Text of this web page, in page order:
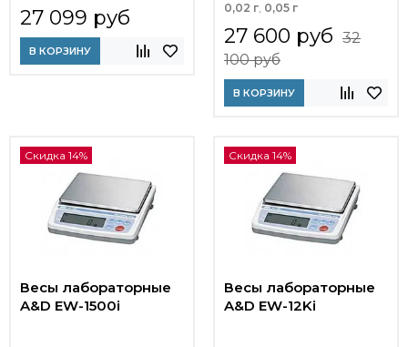
27 099 руб
В КОРЗИНУ
0,02 г, 0,05 г
27 600 руб 32
100 руб
В КОРЗИНУ
Скидка 14%
Весы лабораторные
A&D EW-1500i
Скидка 14%
Весы лабораторные
A&D EW-12Ki